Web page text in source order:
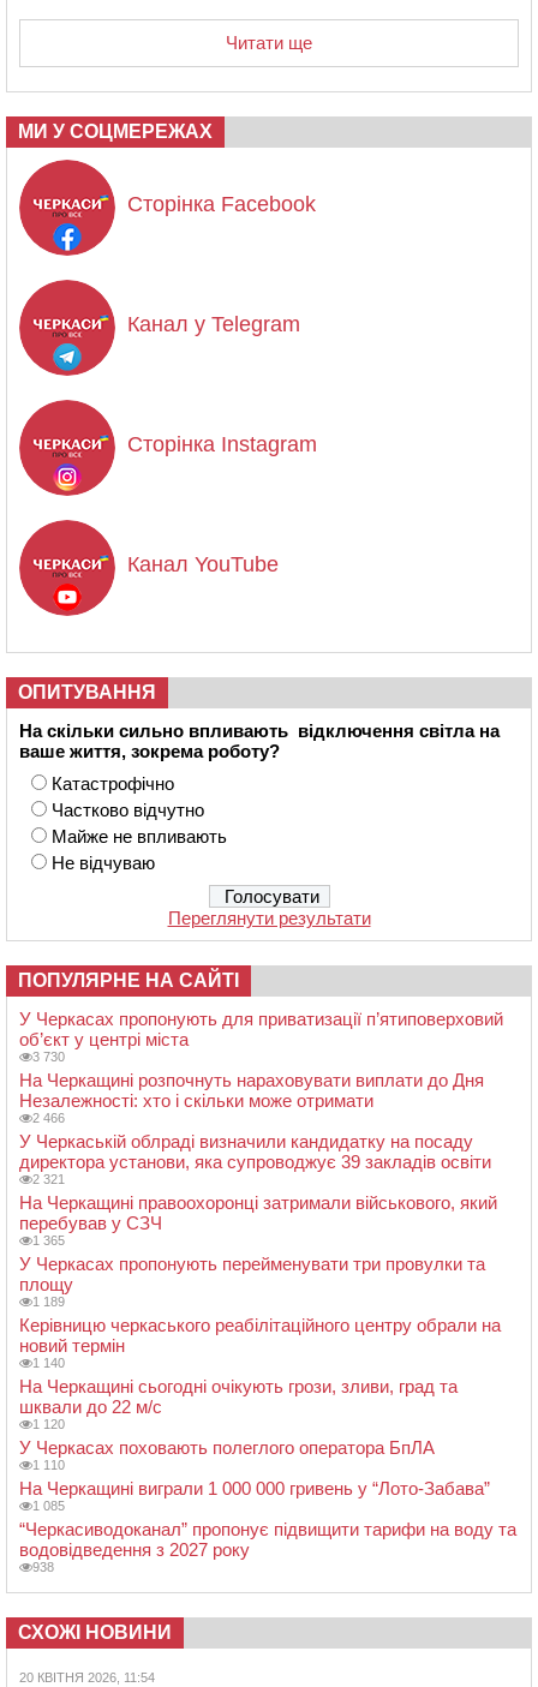
Читати ще
МИ У СОЦМЕРЕЖАХ
Сторінка Facebook
Канал у Telegram
Сторінка Instagram
Канал YouTube
ОПИТУВАННЯ
На скільки сильно впливають відключення світла на
ваше життя, зокрема роботу?
Катастрофічно
Частково відчутно
Майже не впливають
Не відчуваю
Переглянути результати
ПОПУЛЯРНЕ НА САЙТІ
У Черкасах пропонують для приватизації п’ятиповерховий
об’єкт у центрі міста
3 730
На Черкащині розпочнуть нараховувати виплати до Дня
Незалежності: хто і скільки може отримати
2 466
У Черкаській облраді визначили кандидатку на посаду
директора установи, яка супроводжує 39 закладів освіти
2 321
На Черкащині правоохоронці затримали військового, який
перебував у СЗЧ
1 365
У Черкасах пропонують перейменувати три провулки та
площу
1 189
Керівницю черкаського реабілітаційного центру обрали на
новий термін
1 140
На Черкащині сьогодні очікують грози, зливи, град та
шквали до 22 м/с
1 120
У Черкасах поховають полеглого оператора БпЛА
1 110
На Черкащині виграли 1 000 000 гривень у “Лото-Забава”
1 085
“Черкасиводоканал” пропонує підвищити тарифи на воду та
водовідведення з 2027 року
938
СХОЖІ НОВИНИ
20 КВІТНЯ 2026, 11:54